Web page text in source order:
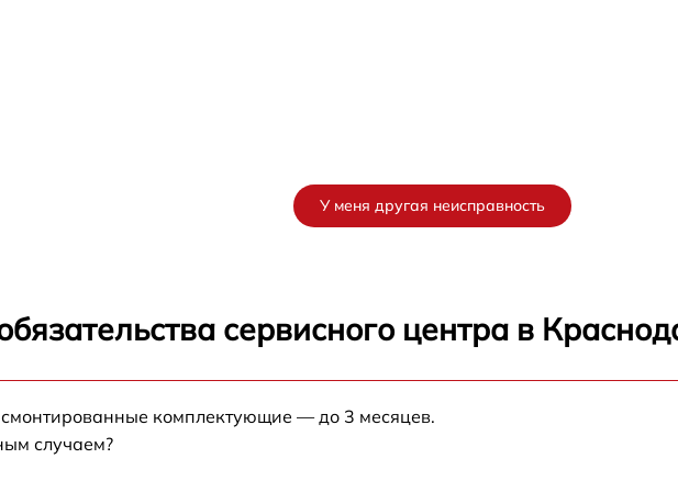
У меня другая неисправность
сервисного центра в
смонтированные комплектующие — до 3 месяцев.
случаем?